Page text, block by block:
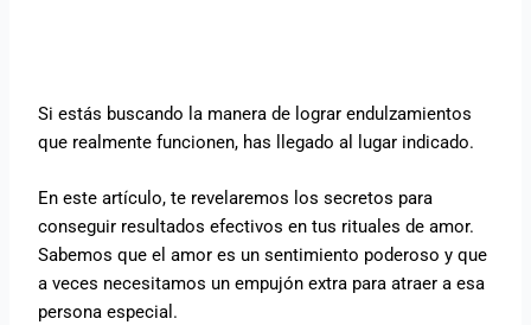
Si estás buscando la manera de lograr endulzamientos
que realmente funcionen, has llegado al lugar indicado.
En este artículo, te revelaremos los secretos para
conseguir resultados efectivos en tus rituales de amor.
Sabemos que el amor es un sentimiento poderoso y que
a veces necesitamos un empujón extra para atraer a esa
persona especial.